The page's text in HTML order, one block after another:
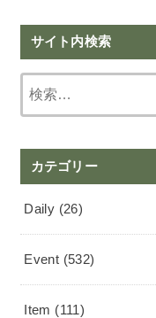
サイト内検索
カテゴリー
Daily (26)
Event (532)
Item (111)